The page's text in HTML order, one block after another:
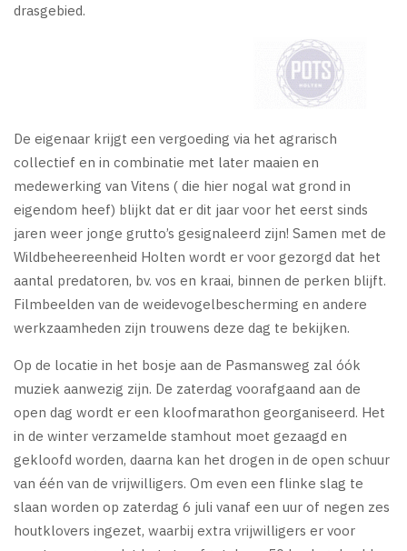
drasgebied.
De eigenaar krijgt een vergoeding via het agrarisch
collectief en in combinatie met later maaien en
medewerking van Vitens ( die hier nogal wat grond in
eigendom heef) blijkt dat er dit jaar voor het eerst sinds
jaren weer jonge grutto’s gesignaleerd zijn! Samen met de
Wildbeheereenheid Holten wordt er voor gezorgd dat het
aantal predatoren, bv. vos en kraai, binnen de perken blijft.
Filmbeelden van de weidevogelbescherming en andere
werkzaamheden zijn trouwens deze dag te bekijken.
Op de locatie in het bosje aan de Pasmansweg zal óók
muziek aanwezig zijn. De zaterdag voorafgaand aan de
open dag wordt er een kloofmarathon georganiseerd. Het
in de winter verzamelde stamhout moet gezaagd en
gekloofd worden, daarna kan het drogen in de open schuur
van één van de vrijwilligers. Om even een flinke slag te
slaan worden op zaterdag 6 juli vanaf een uur of negen zes
houtklovers ingezet, waarbij extra vrijwilligers er voor